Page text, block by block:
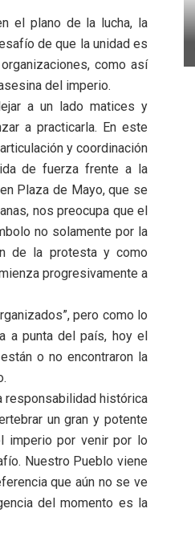
el plano de la lucha, la
de que la unidad es
como así
del imperio.
a un lado matices y
a practicarla. En este
y coordinación
de fuerza frente a la
Plaza de Mayo, que se
nos preocupa que el
no solamente por la
de la protesta y como
progresivamente a
pero como lo
a punta del país, hoy el
o no encontraron la
responsabilidad histórica
un gran y potente
imperio por venir por lo
Nuestro Pueblo viene
que aún no se ve
del momento es la